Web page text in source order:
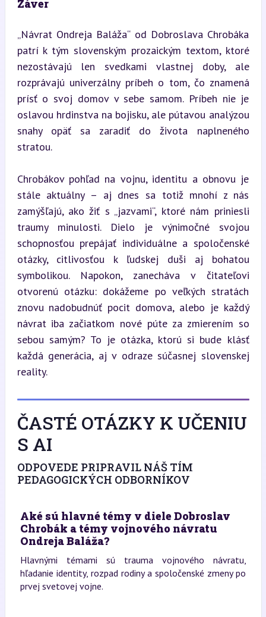
Záver
„Návrat Ondreja Baláža“ od Dobroslava Chrobáka
patrí k tým slovenským prozaickým textom, ktoré
nezostávajú len svedkami vlastnej doby, ale
rozprávajú univerzálny príbeh o tom, čo znamená
prísť o svoj domov v sebe samom. Príbeh nie je
oslavou hrdinstva na bojisku, ale pútavou analýzou
snahy opäť sa zaradiť do života naplneného
stratou.
Chrobákov pohľad na vojnu, identitu a obnovu je
stále aktuálny – aj dnes sa totiž mnohí z nás
zamýšľajú, ako žiť s „jazvami“, ktoré nám priniesli
traumy minulosti. Dielo je výnimočné svojou
schopnosťou prepájať individuálne a spoločenské
otázky, citlivosťou k ľudskej duši aj bohatou
symbolikou. Napokon, zanecháva v čitateľovi
otvorenú otázku: dokážeme po veľkých stratách
znovu nadobudnúť pocit domova, alebo je každý
návrat iba začiatkom nové púte za zmierením so
sebou samým? To je otázka, ktorú si bude klásť
každá generácia, aj v odraze súčasnej slovenskej
reality.
ČASTÉ OTÁZKY K UČENIU
S AI
ODPOVEDE PRIPRAVIL NÁŠ TÍM
PEDAGOGICKÝCH ODBORNÍKOV
Aké sú hlavné témy v diele Dobroslav
Chrobák a témy vojnového návratu
Ondreja Baláža?
Hlavnými témami sú trauma vojnového návratu,
hľadanie identity, rozpad rodiny a spoločenské zmeny po
prvej svetovej vojne.